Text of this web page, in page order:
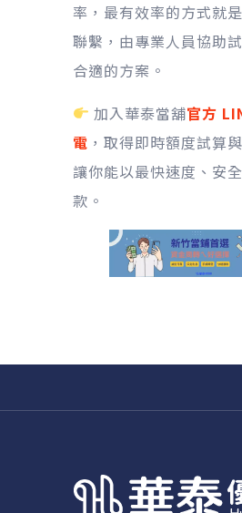
率，最有效率的方式就
聯繫，由專業人員協助
合適的方案。
加入華泰當舖官方
電 ，取得即時額度試算
讓你能以最快速度、安
款。